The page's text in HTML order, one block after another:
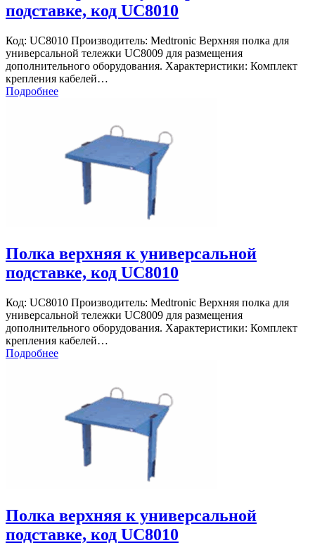
подставке, код UC8010
Код: UC8010 Производитель: Medtronic Верхняя полка для
универсальной тележки UC8009 для размещения
дополнительного оборудования. Характеристики: Комплект
крепления кабелей…
Подробнее
Полка верхняя к универсальной
подставке, код UC8010
Код: UC8010 Производитель: Medtronic Верхняя полка для
универсальной тележки UC8009 для размещения
дополнительного оборудования. Характеристики: Комплект
крепления кабелей…
Подробнее
Полка верхняя к универсальной
подставке, код UC8010